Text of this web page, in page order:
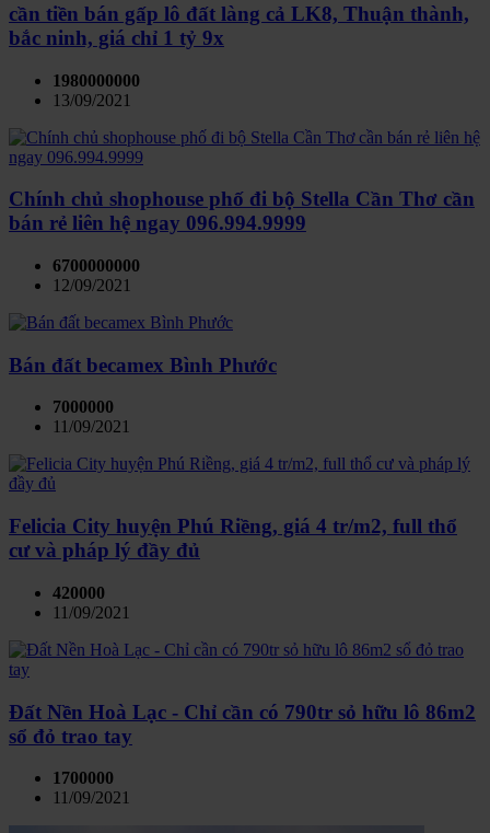
cần tiền bán gấp lô đất làng cả LK8, Thuận thành,
bắc ninh, giá chỉ 1 tỷ 9x
1980000000
13/09/2021
Chính chủ shophouse phố đi bộ Stella Cần Thơ cần
bán rẻ liên hệ ngay 096.994.9999
6700000000
12/09/2021
Bán đất becamex Bình Phước
7000000
11/09/2021
Felicia City huyện Phú Riềng, giá 4 tr/m2, full thổ
cư và pháp lý đầy đủ
420000
11/09/2021
Đất Nền Hoà Lạc - Chỉ cần có 790tr sỏ hữu lô 86m2
sổ đỏ trao tay
1700000
11/09/2021